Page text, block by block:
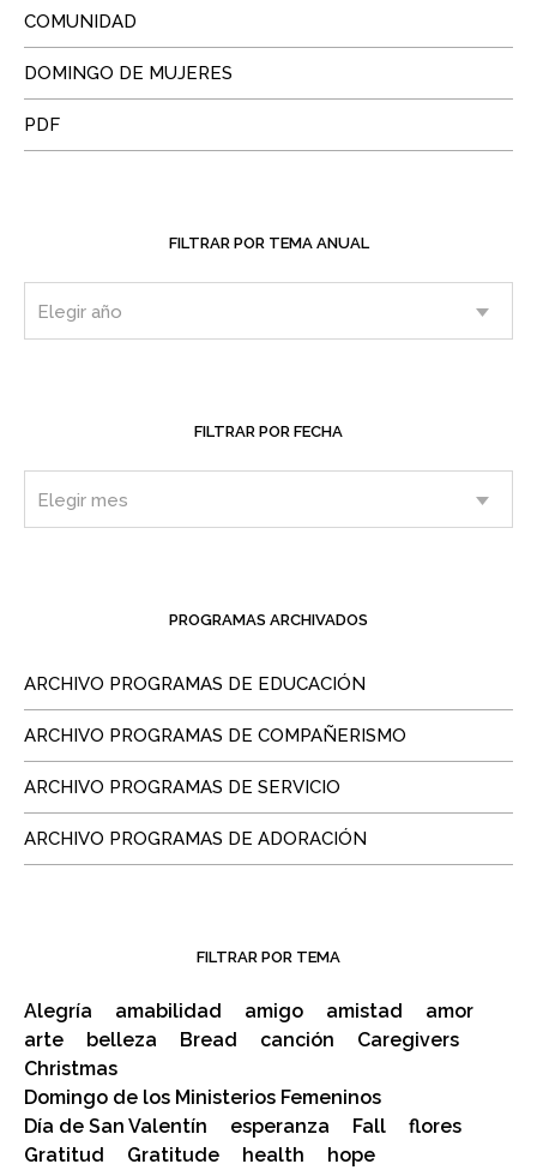
COMUNIDAD
DOMINGO DE MUJERES
PDF
FILTRAR POR TEMA ANUAL
FILTRAR POR FECHA
PROGRAMAS ARCHIVADOS
ARCHIVO PROGRAMAS DE EDUCACIÓN
ARCHIVO PROGRAMAS DE COMPAÑERISMO
ARCHIVO PROGRAMAS DE SERVICIO
ARCHIVO PROGRAMAS DE ADORACIÓN
FILTRAR POR TEMA
Alegría amabilidad amigo amistad
amor
arte
belleza Bread canción
Caregivers
Christmas
Domingo de los Ministerios Femeninos
Día de San Valentín
esperanza Fall
flores
Gratitud
Gratitude health
hope